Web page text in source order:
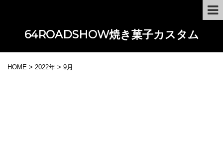
64ROADSHOW焼き菓子カスタム
HOME > 2022年 > 9月